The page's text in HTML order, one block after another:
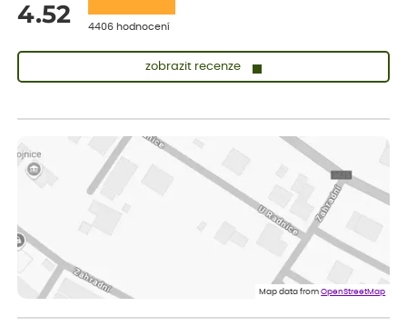
4.52 4406 hodnocení
zobrazit recenze
Měla jsem pouze 1objednavku a zatím jsem spokojená se
sazenicemi
Miroslava
Rostliny byly v pořádku, dobře zabalené, celková spokojenost.
Doporučuji :). Spokojenost, stromky v pěkném stavu. Jediné, co
my chybělo, bylo komunikování nedostupného zboží před
Map data fromOpenStreetMap